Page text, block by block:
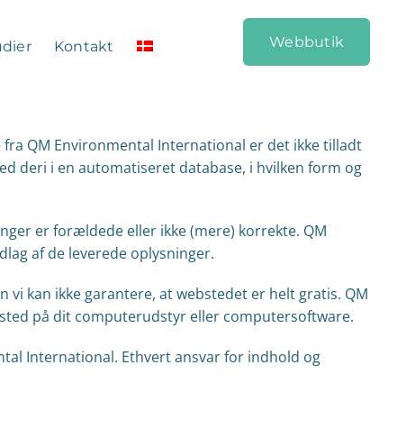
Kontakt Webbutik
QM Environmental International er det ikke tilladt
deri i en automatiseret database, i hvilken form og
er forældede eller ikke (mere) korrekte. QM
af de leverede oplysninger.
kan ikke garantere, at webstedet er helt gratis. QM
på dit computerudstyr eller computersoftware.
International. Ethvert ansvar for indhold og